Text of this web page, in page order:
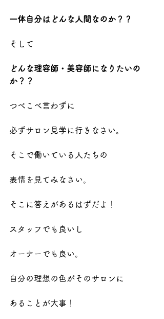
一体自分はどんな人間なのか？？
そして
どんな理容師・美容師になりたいの
か？？
つべこべ言わずに
必ずサロン見学に行きなさい。
そこで働いている人たちの
表情を見てみなさい。
そこに答えがあるはずだよ！
スタッフでも良いし
オーナーでも良い。
自分の理想の色がそのサロンに
あることが大事！